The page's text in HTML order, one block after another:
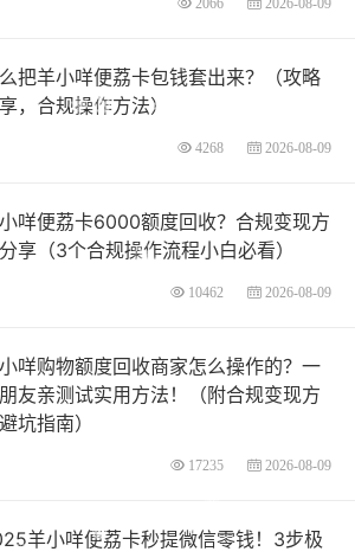
把羊小咩便荔卡包钱套出来？（攻略
，合规操作方法）
4268 2026-08-09
咩便荔卡6000额度回收？合规变现方
享（3个合规操作流程小白必看）
10462 2026-08-09
咩购物额度回收商家怎么操作的？一
友亲测试实用方法！（附合规变现方
坑指南）
17235 2026-08-09
羊小咩便荔卡秒提微信零钱！3步极